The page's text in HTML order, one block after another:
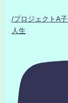
/プロジェクトA
人生